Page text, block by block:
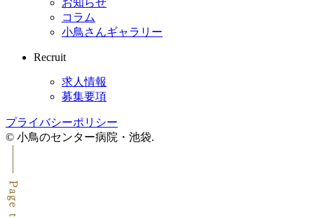
コラム
小鳥さんギャラリー
Recruit
求人情報
募集要項
プライバシーポリシー
© 小鳥のセンター病院・池袋.